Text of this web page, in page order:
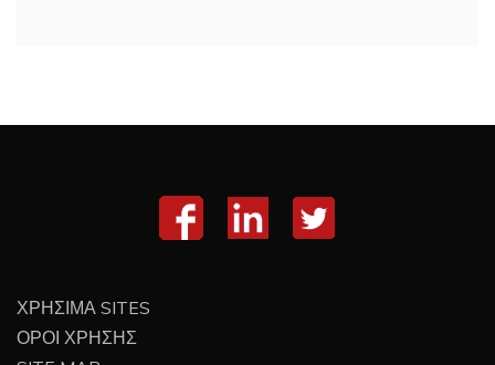
ΧΡΗΣΙΜΑ SITES
ΟΡΟΙ ΧΡΗΣΗΣ